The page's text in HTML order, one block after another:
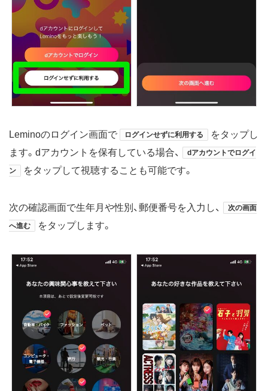
Leminoのログイン画面で ログインせずに利用する
をタップし
ます。dアカウントを保有している場合、
dアカウントでログイ
ン をタップして視聴することも可能です。
次の確認画面で生年月や性別、郵便番号を入力し、 次の画面
へ進む をタップします。